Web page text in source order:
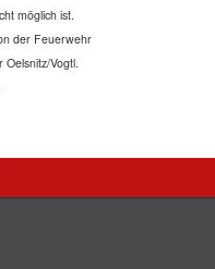
möglich ist.
der Feuerwehr
Vogtl.